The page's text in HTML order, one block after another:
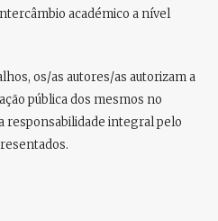
académico a nível
os/as autores/as autorizam a
públicados mesmos no
responsabilidade integral pelo